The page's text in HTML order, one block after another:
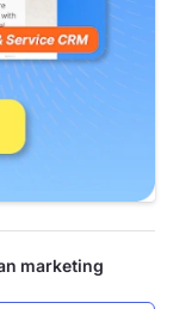
marketing